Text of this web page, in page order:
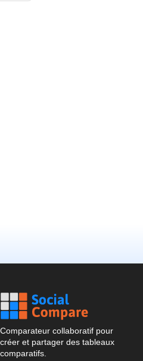
Comparateur collaboratif pour
créer et partager des tableaux
comparatifs.